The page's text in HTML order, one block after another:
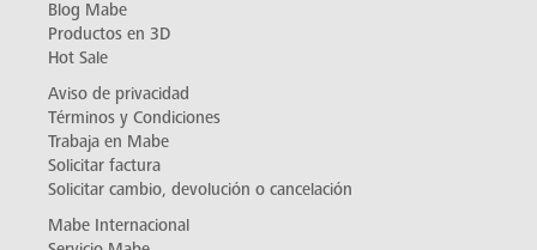
Blog Mabe
Productos en 3D
Hot Sale
Aviso de privacidad
Términos y Condiciones
Trabaja en Mabe
Solicitar factura
Solicitar cambio, devolución o cancelación
Mabe Internacional